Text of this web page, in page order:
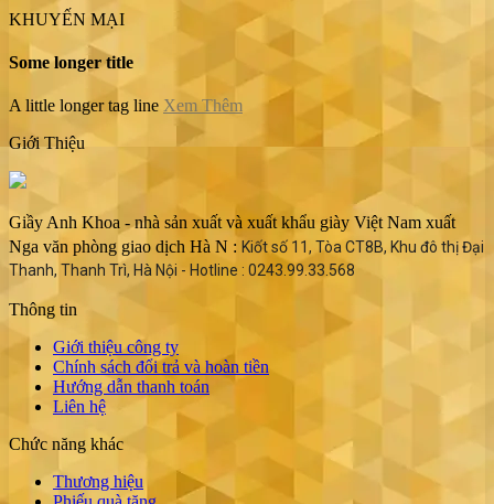
KHUYẾN MẠI
Some longer title
A little longer tag line Xem Thêm
Giới Thiệu
Giầy Anh Khoa - nhà sản xuất và xuất khẩu giày Việt Nam xuất
Nga văn phòng giao dịch Hà N : Kiốt số 11, Tòa CT8B, Khu đô thị Đại
Thanh, Thanh Trì, Hà Nội - Hotline : 0243.99.33.568
Thông tin
Giới thiệu công ty
Chính sách đổi trả và hoàn tiền
Hướng dẫn thanh toán
Liên hệ
Chức năng khác
Thương hiệu